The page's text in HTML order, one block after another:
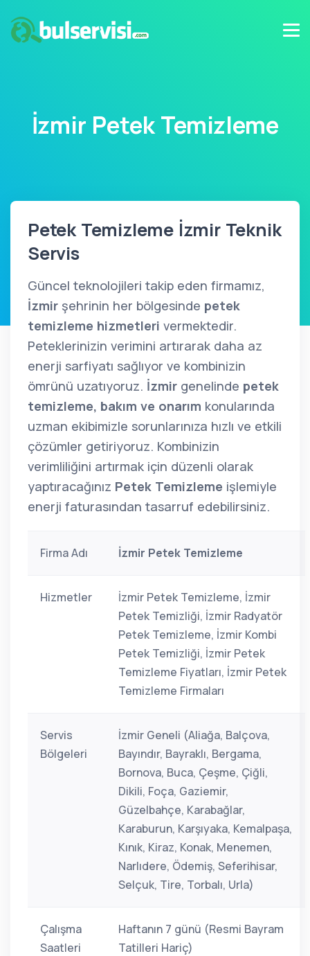
İzmir Petek Temizleme
Petek Temizleme İzmir Teknik
Servis
Güncel teknolojileri takip eden firmamız,
İzmir şehrinin her bölgesinde petek
temizleme hizmetleri vermektedir.
Peteklerinizin verimini artırarak daha az
enerji sarfiyatı sağlıyor ve kombinizin
ömrünü uzatıyoruz. İzmir genelinde petek
temizleme, bakım ve onarım konularında
uzman ekibimizle sorunlarınıza hızlı ve etkili
çözümler getiriyoruz. Kombinizin
verimliliğini artırmak için düzenli olarak
yaptıracağınız Petek Temizleme işlemiyle
enerji faturasından tasarruf edebilirsiniz.
Firma Adı İzmir Petek Temizleme
Hizmetler
İzmir Petek Temizleme, İzmir
Petek Temizliği, İzmir Radyatör
Petek Temizleme, İzmir Kombi
Petek Temizliği, İzmir Petek
Temizleme Fiyatları, İzmir Petek
Temizleme Firmaları
Servis
Bölgeleri
İzmir Geneli (Aliağa, Balçova,
Bayındır, Bayraklı, Bergama,
Bornova, Buca, Çeşme, Çiğli,
Dikili, Foça, Gaziemir,
Güzelbahçe, Karabağlar,
Karaburun, Karşıyaka, Kemalpaşa,
Kınık, Kiraz, Konak, Menemen,
Narlıdere, Ödemiş, Seferihisar,
Selçuk, Tire, Torbalı, Urla)
Çalışma
Saatleri
Haftanın 7 günü (Resmi Bayram
Tatilleri Hariç)